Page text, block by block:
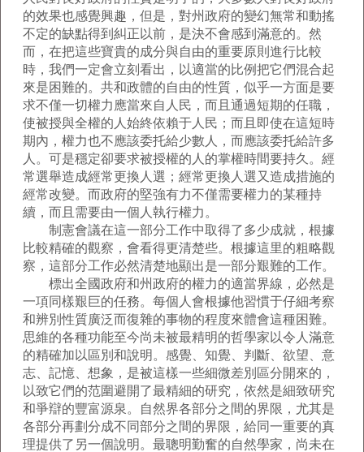
的效果也感覺興趣，但是，對州政府的變幻無常和動搖
不定的缺點得到糾正以前，是決不會感到滿意的。然
而，在把這些寶貴的成分與自由的重要原則進行比較
時，我們一定會立刻看出，以適當的比例把它們混合起
來是困難的。共和政體的自由的性質，似乎一方面是要
求不僅一切權力應當來自人民，而且通過短期的任職，
使被授與全權的人始終依賴于人民；而且即使在這短時
期內，權力也不應該委托給少數人，而應該委托給許多
人。可是穩定卻要求被授權的人的掌權時間要持久。經
常選舉造成經常更換人選；經常更換人選又造成措施的
經常改變。而政府的堅強有力不僅需要權力的某種持
續，而且需要由一個人執行權力。
制憲會議在這一部分工作中取得了多少成就，根據
比較精確的觀察，會看得更清楚些。根據這里的粗略觀
察，這部分工作必然清楚地顯出是一部分艱難的工作。
標出全國政府和州政府的權力的適當界線，必然是
一項同樣艱巨的任務。每個人會根據他習慣于仔細考察
和辨別性質廣泛而復雜的事物的程度來體會這種困難。
思維的各種功能至今尚未被最精明的哲學家以令人滿意
的精確加以區別和說明。感覺、知覺、判斷、欲望、意
志、記憶、想象，是被這樣一些細微差別區分開來的，
以致它們的范圍避開了最精細的研究，依然是細致研究
和爭辯的豐富源泉。自然界各部分之間的界限，尤其是
各部分再劃分成不同部分之間的界限，給同一重要的真
理提供了另一個說明。最聰明勤奮的自然學家，尚未在